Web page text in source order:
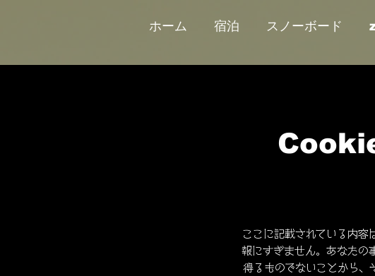
ホーム 宿泊 スノーボード
ここに記載されている内
報にすぎません。あなたの
得るものでないことから、